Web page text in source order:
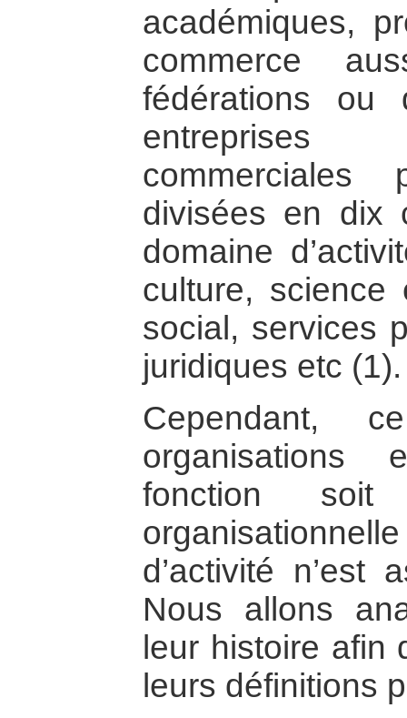
académiques,
commerce
fédérations ou
entreprises
divisées en dix
domaine
culture, science
social, services
juridiques etc (1).
Cependant,
organisations
fonction
d’activité n’est
Nous allons
leur histoire afin
leurs définitions